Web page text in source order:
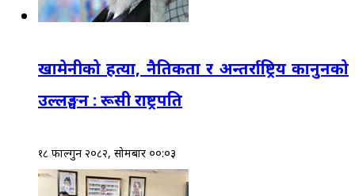
खामेनीको हत्या, नैतिकता र अन्तर्राष्ट्रिय कानुनको
उल्लङ्घन : रूसी राष्ट्रपति
१८ फाल्गुन २०८२, सोमबार ००:०३